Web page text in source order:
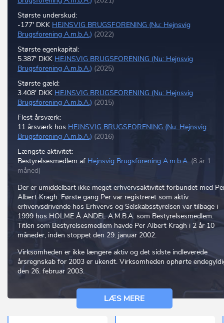
Største underskud:
-177' DKK HEJNSVIG BRUGSFORENING (Nu: Hejnsvig
Brugsforening A.m.b.A.) (2022)
Største egenkapital:
5.387' DKK HEJNSVIG BRUGSFORENING (Nu: Hejnsvig
Brugsforening A.m.b.A.) (2025)
Største gæld:
3.408' DKK HEJNSVIG BRUGSFORENING (Nu: Hejnsvig
Brugsforening A.m.b.A.) (2015)
Flest årsværk:
11 årsværk hos HEJNSVIG BRUGSFORENING (Nu: Hejnsvig
Brugsforening A.m.b.A.) (2016)
Længste aktivitet:
Bestyrelsesmedlem af Hejnsvig Brugsforening A.m.b.A. (8 år 1
måned)
Der er umiddelbart ikke meget erhvervsaktivitet forbundet med
Albert Kragh. Første gang Per var registreret som aktiv
erhvervsdrivende hos Erhvervs og Selskabsstyrelsen var tilbage i
1999 hos HOLME Å ANDEL A.M.B.A. som Bestyrelsesmedlem.
Titlen som Bestyrelsesmedlem havde Per Albert Kragh i 2 år 10
måneder, inden stoppet den 29. januar 2002.
Virksomheden er ikke længere aktiv og det sidste indleverede
årsregnskab for 2003 er ukendt. Virksomheden ophørte
den 26. februar 2003.
LÆS MERE